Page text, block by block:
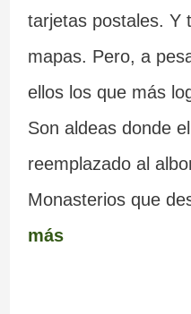
tarjetas postales. Y
mapas. Pero, a
ellos los que más
Son aldeas donde
reemplazado al
Monasterios que
más